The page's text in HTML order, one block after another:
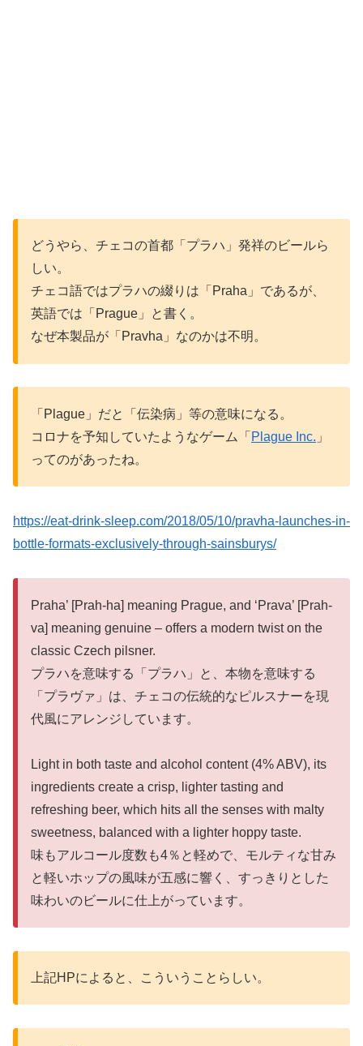
どうやら、チェコの首都「プラハ」発祥のビールら
しい。
チェコ語ではプラハの綴りは「Praha」であるが、
英語では「Prague」と書く。
なぜ本製品が「Pravha」なのかは不明。
「Plague」だと「伝染病」等の意味になる。
コロナを予知していたようなゲーム「 Plague Inc. 」
ってのがあったね。
https://eat-drink-sleep.com/2018/05/10/pravha-launches-in-
bottle-formats-exclusively-through-sainsburys/
Praha’ [Prah-ha] meaning Prague, and ‘Prava’ [Prah-
va] meaning genuine – offers a modern twist on the
classic Czech pilsner.
プラハを意味する「プラハ」と、本物を意味する
「プラヴァ」は、チェコの伝統的なピルスナーを現
代風にアレンジしています。
Light in both taste and alcohol content (4% ABV), its
ingredients create a crisp, lighter tasting and
refreshing beer, which hits all the senses with malty
sweetness, balanced with a lighter hoppy taste.
味もアルコール度数も4％と軽めで、モルティな甘み
と軽いホップの風味が五感に響く、すっきりとした
味わいのビールに仕上がっています。
上記HPによると、こういうことらしい。